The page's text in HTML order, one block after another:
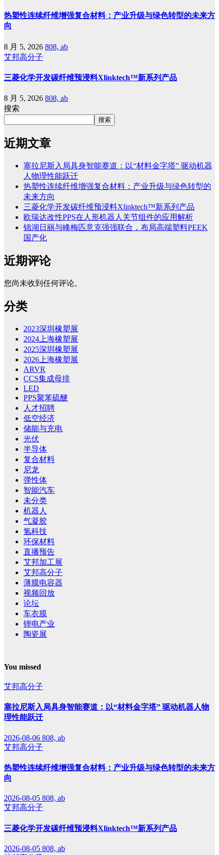
热塑性连续纤维增强复合材料：产业升级与绿色转型的未来方
向
8 月 5, 2026 808, ab
艾邦高分子
三菱化学开发碳纤维预浸料Xlinktech™新系列产品
8 月 5, 2026 808, ab
搜索
搜索
近期文章
塞拉尼斯入局具身智能赛道：以“材料金字塔” 驱动机器
人物理性能跃迁
热塑性连续纤维增强复合材料：产业升级与绿色转型的
未来方向
三菱化学开发碳纤维预浸料Xlinktech™新系列产品
欧瑞达改性PPS在人形机器人关节组件的应用解析
锦湖日丽与峰梅匹意克强强联合，布局高端塑料PEEK
国产化
近期评论
您尚未收到任何评论。
分类
2023深圳橡塑展
2024上海橡塑展
2025深圳橡塑展
2026上海橡塑展
ARVR
CCS集成母排
LED
PPS聚苯硫醚
人才招聘
低空经济
储能与充电
光伏
半导体
复合材料
尼龙
弹性体
智能汽车
未分类
机器人
气凝胶
氢科技
环保材料
直播预告
艾邦加工展
艾邦高分子
薄膜电容器
视频回放
论坛
车衣膜
锂电产业
陶瓷展
You missed
艾邦高分子
塞拉尼斯入局具身智能赛道：以“材料金字塔” 驱动机器人物
理性能跃迁
2026-08-06 808, ab
艾邦高分子
热塑性连续纤维增强复合材料：产业升级与绿色转型的未来方
向
2026-08-05 808, ab
艾邦高分子
三菱化学开发碳纤维预浸料Xlinktech™新系列产品
2026-08-05 808, ab